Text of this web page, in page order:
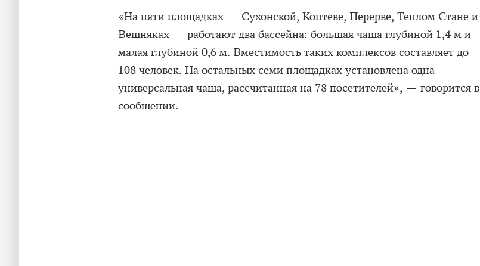
«На пяти площадках — Сухонской, Коптеве, Перерве, Теплом Стане и
Вешняках — работают два бассейна: большая чаша глубиной 1,4 м и
малая глубиной 0,6 м. Вместимость таких комплексов составляет до
108 человек. На остальных семи площадках установлена одна
универсальная чаша, рассчитанная на 78 посетителей», — говорится в
сообщении.